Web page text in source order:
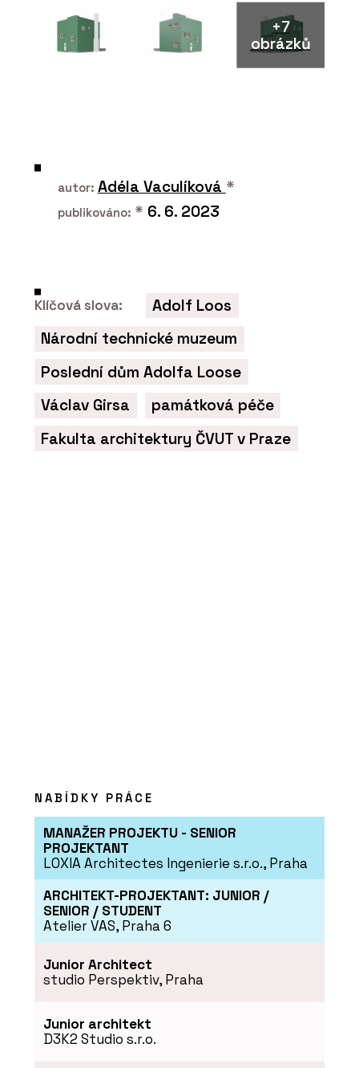
PRODUKTY
Série keramických dlaždic MIXTONE -
RAKO
Pergamenka: Nový život
holešovického brownfieldu
O FIRMĚ
+7
obrázků
autor: Adéla Vaculíková *
publikováno: * 6. 6. 2023
Klíčová slova:
Adolf Loos
Národní technické muzeum
Poslední dům Adolfa Loose
Václav Girsa
památková péče
Fakulta architektury ČVUT v Praze
NABÍDKY PRÁCE
MANAŽER PROJEKTU - SENIOR
PROJEKTANT
LOXIA Architectes Ingenierie s.r.o., Praha
ARCHITEKT-PROJEKTANT: JUNIOR /
SENIOR / STUDENT
Atelier VAS, Praha 6
Junior Architect
studio Perspektiv, Praha
Junior architekt
D3K2 Studio s.r.o.